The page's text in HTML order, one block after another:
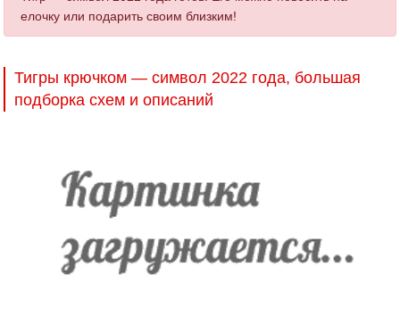
елочку или подарить своим близким!
Тигры крючком — символ 2022 года, большая
подборка схем и описаний